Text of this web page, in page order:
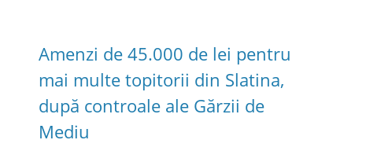
Amenzi de 45.000 de lei pentru
mai multe topitorii din Slatina,
după controale ale Gărzii de
Mediu